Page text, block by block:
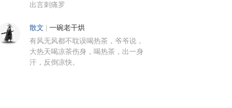
出言刺痛罗
散文 一碗老干烘
有风无风都不耽误喝热茶，爷爷说，
大热天喝凉茶伤身，喝热茶，出一身
汗，反倒凉快。